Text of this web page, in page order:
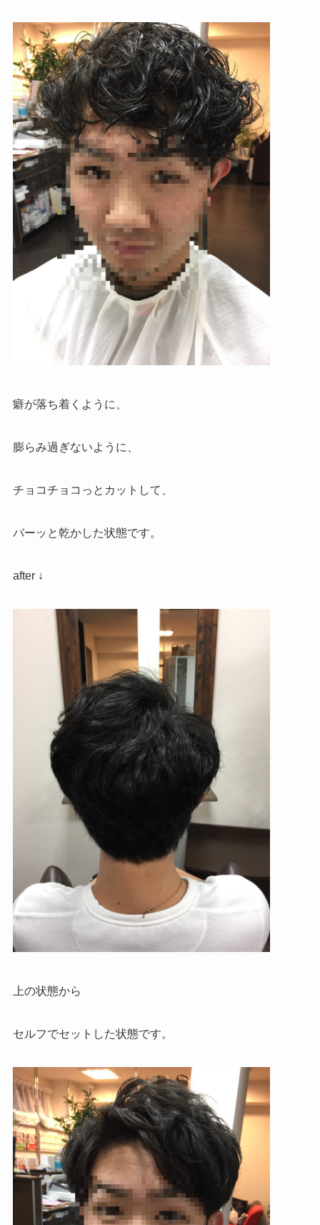
癖が落ち着くように、
膨らみ過ぎないように、
チョコチョコっとカットして、
バーッと乾かした状態です。
after ↓
上の状態から
セルフでセットした状態です。